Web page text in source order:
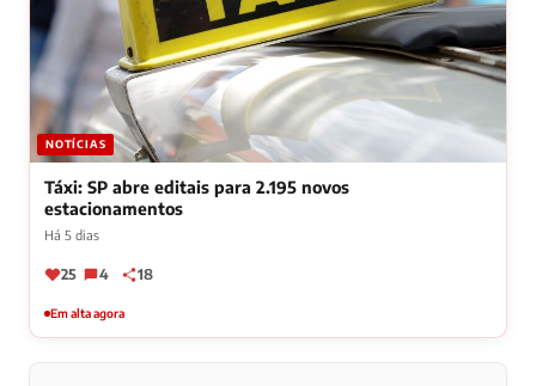
NOTÍCIAS
Táxi: SP abre editais para 2.195 novos
estacionamentos
Há 5 dias
25 4 18
Em alta agora